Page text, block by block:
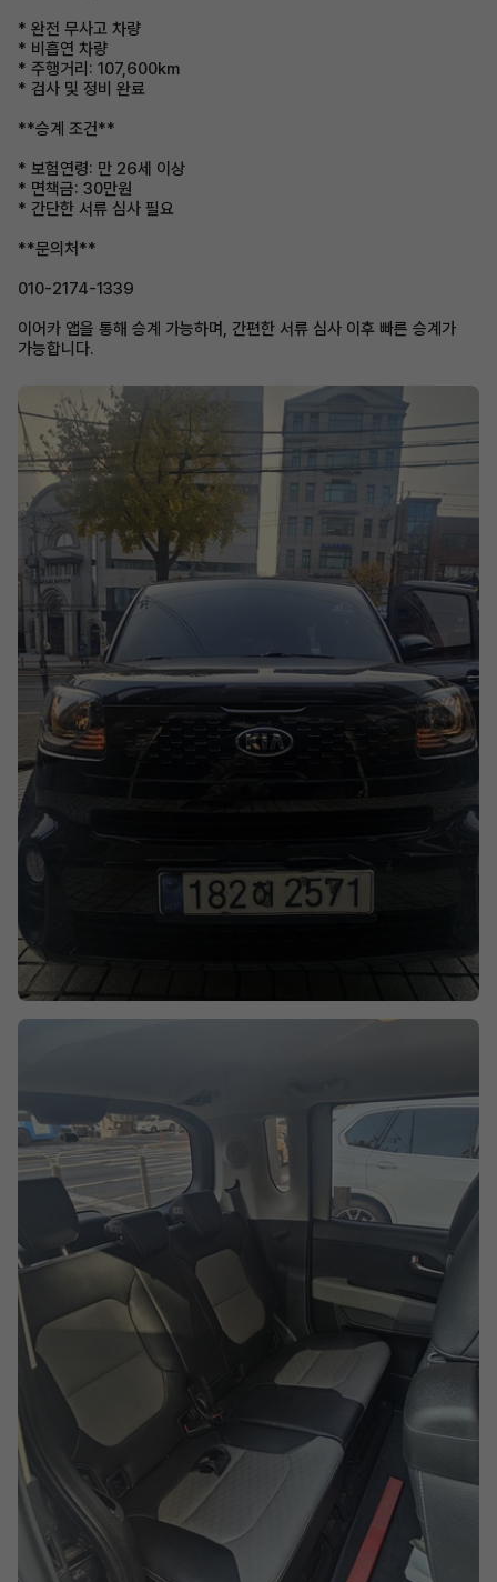
* 완전 무사고 차량
* 비흡연 차량
* 주행거리: 107,600km
* 검사 및 정비 완료
**승계 조건**
* 보험연령: 만 26세 이상
* 면책금: 30만원
* 간단한 서류 심사 필요
**문의처**
010-2174-1339
이어카 앱을 통해 승계 가능하며, 간편한 서류 심사 이후 빠른 승계가
가능합니다.